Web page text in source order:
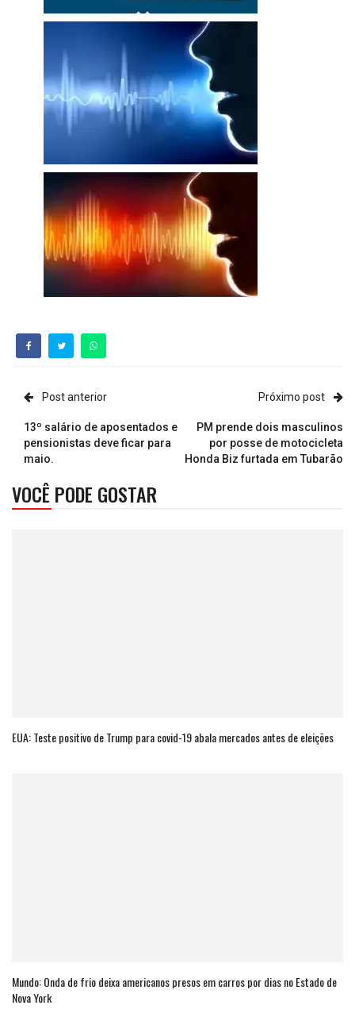
Post anterior
13º salário de aposentados e
pensionistas deve ficar para
maio.
Próximo post
PM prende dois masculinos
por posse de motocicleta
Honda Biz furtada em Tubarão
VOCÊ PODE GOSTAR
EUA: Teste positivo de Trump para covid-19 abala mercados antes de eleições
Mundo: Onda de frio deixa americanos presos em carros por dias no Estado de
Nova York